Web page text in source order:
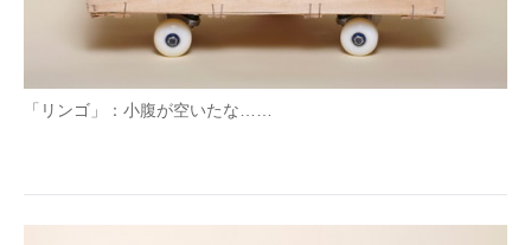
「リンゴ」：小腹が空いたな……